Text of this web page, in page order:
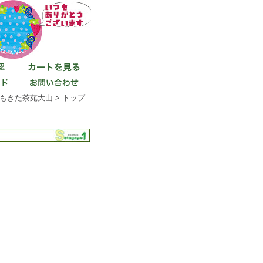
きた茶苑大山 > トップ